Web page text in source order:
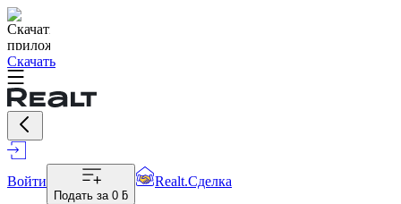
Скачать
Войти
Подать за 0 ƃ
Realt.Сделка